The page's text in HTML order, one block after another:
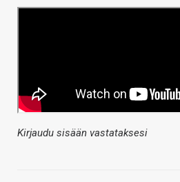
Kirjaudu sisään vastataksesi